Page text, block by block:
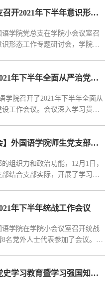
外国语学院党总支召开2021年下半年意识形态工作专题研讨会
语学院党总支在学院小会议室召
形态工作专题研讨会，学院班
外国语学院召开2021年下半年全面从严治党暨党风廉政建设工作会议
学院召开了2021年下半年全面从
工作会议。会议深入学习贯彻
【十九届六中全会】外国语学院师生党支部开展学习十九届六中全会精神主题党日活动
组织力和政治功能，12月1日，
结合支部实际，开展了学习十
年下半年统战工作会议
语学院在学院小会议室召开统战
名党外人士代表参加了会议。会
外国语学院开展党史学习教育暨学习强国知识竞赛